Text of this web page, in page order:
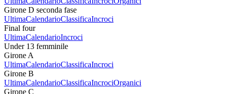
Girone D seconda fase
UltimaCalendarioClassificaIncroci
Final four
UltimaCalendarioIncroci
Under 13 femminile
Girone A
UltimaCalendarioClassificaIncroci
Girone B
UltimaCalendarioClassificaIncrociOrganici
Girone C